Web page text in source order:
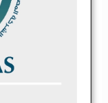
المحاسب طارق عبد